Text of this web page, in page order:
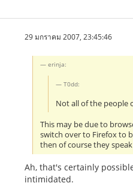
29 มกราคม 2007, 23:45:46
erinja:
T0dd:
Not all of the people
This may be due to
switch over to Firefox to
then of course they
Ah, that's certainly
intimidated.